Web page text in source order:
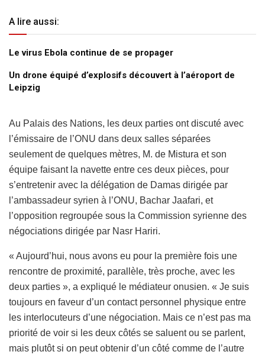
A lire aussi:
Le virus Ebola continue de se propager
Un drone équipé d’explosifs découvert à l’aéroport de
Leipzig
Au Palais des Nations, les deux parties ont discuté avec
l’émissaire de l’ONU dans deux salles séparées
seulement de quelques mètres, M. de Mistura et son
équipe faisant la navette entre ces deux pièces, pour
s’entretenir avec la délégation de Damas dirigée par
l’ambassadeur syrien à l’ONU, Bachar Jaafari, et
l’opposition regroupée sous la Commission syrienne des
négociations dirigée par Nasr Hariri.
« Aujourd’hui, nous avons eu pour la première fois une
rencontre de proximité, parallèle, très proche, avec les
deux parties », a expliqué le médiateur onusien. « Je suis
toujours en faveur d’un contact personnel physique entre
les interlocuteurs d’une négociation. Mais ce n’est pas ma
priorité de voir si les deux côtés se saluent ou se parlent,
mais plutôt si on peut obtenir d’un côté comme de l’autre